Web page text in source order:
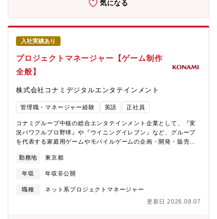
ェクトに参画することができ、社会課題の解決に貢献していると
いうやりがいを感じることができます。
につくスキル、技術優位性、製品の強み・魅力】 ■Ubuntu 等の
Linux環境やWindowsサーバの開発スキルアップ■システム開発だ
けにとどまらず、企画からアフターサービスまで一気通貫で多岐
な業務を経験できます■社内外の専門家との連携を通じて、自身の
専門性を向上させることができます【業務内容】 大規模シミュレ
ーション環境の企画から設計・運用及び応用検討。顧客である車
両メーカと共同でADAS開発を行っており、自社のみならず車両メ
ーカにも使ってもらえる評価環境として、自動運転/先進運転支援
した大規模データ上で高速に演算する環境を開発し、運用しま
す。【具体的には以下の業務に携わっていただきます。】◆新し
いシステム開発に向けた企画・サーバのトレンドや、ADAS開発者
ADAS開発チームとの協議により要件をブラッシュアップ・上記に
おけるQCD管理◆サーバの新デバイスや新たな技術等のPoCを通
じたシステム検証・市場動向/ADAS開発者ニーズの収集・パート
ナ企業とのPoC実施◆パートナ企業とのサーバ設計・構築・仕様
果物管理◆構築したサーバの運用・改善活動・サーバの運用・管
後の方向性】 オンプレやクラウドを活用したシミュレーション環
境の企画から運用管理まで行う職場です。年々シミュレーション
気になる
入社実績あり
プロジェクトマネージャー【ゲーム制作
全般】
株式会社コナミデジタルエンタテインメント
管理職・マネージャー経験 英語 正社員
コナミグループ中核の総合エンタテインメント企業として、『実
況パワフルプロ野球』や『ウイニングイレブン』など、グループ
を代表する家庭用ゲームやモバイルゲームの企画・開発・販売を
各種調整等を担当いただきます。【具体的な業務内容】■プロジェ
クトのスケジュール管理サポート■部門間の繋ぎ役■ライセンス関
連■社内外との各種調整 等【業界の中でも働きやすさを最も誇る
企業です】■日本だけでなく世界にも拠点を構え、グローバルに事
産休、時短勤務はもちろん ・全社員が正社員採用、賞与年2回、
勤務地 東京都
年収 年収非公開
職種
ネット系プロジェクトマネージャー
更新日 2026.08.07